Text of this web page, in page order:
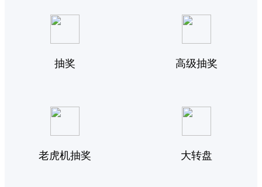
抽奖 高级抽奖
老虎机抽奖 大转盘